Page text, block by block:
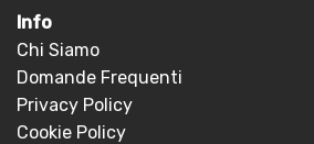
Info
Chi Siamo
Domande Frequenti
Privacy Policy
Cookie Policy